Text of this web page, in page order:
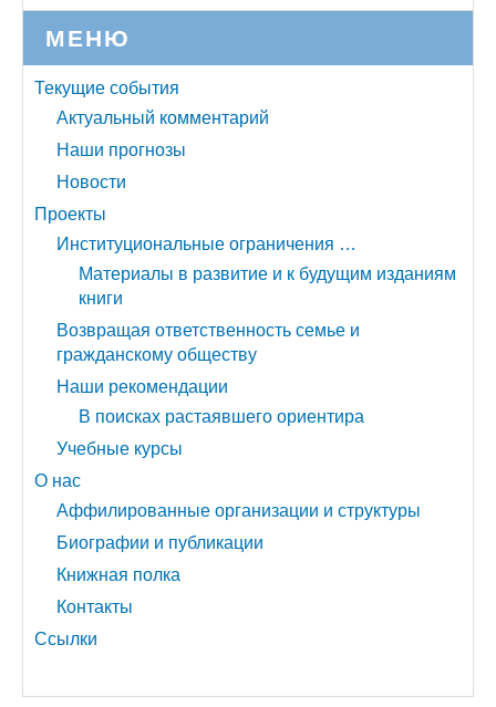
МЕНЮ
Текущие события
Актуальный комментарий
Наши прогнозы
Новости
Проекты
Институциональные ограничения …
Материалы в развитие и к будущим изданиям
книги
Возвращая ответственность семье и
гражданскому обществу
Наши рекомендации
В поисках растаявшего ориентира
Учебные курсы
О нас
Аффилированные организации и структуры
Биографии и публикации
Книжная полка
Контакты
Ссылки